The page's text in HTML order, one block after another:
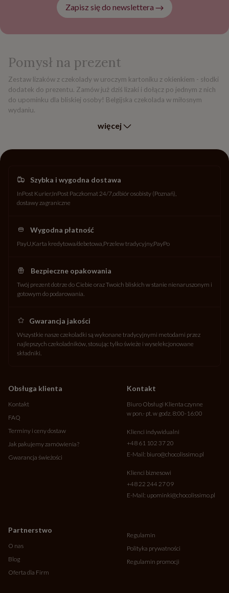
Zapisz się do newslettera
Pomysł na prezent
Zestaw lizaków z czekolady w uroczym kartoniku z okienkiem - słodki
dodatek do prezentu. Zamów już dziś lizaki i dołącz po jednym z nich
do upominku dla bliskiej osoby! Belgijska czekolada w miłosnym
wydaniu.
więcej
Szybka i wygodna dostawa
InPost Kurier InPost Paczkomat 24/7odbiór osobisty (Poznań)
dostawy zagraniczne
Wygodna płatność
PayU Karta kredytowa/debetowa Przelew tradycyjny PayPo
Bezpieczne opakowania
Twój prezent dotrze do Ciebie oraz Twoich bliskich w stanie nienaruszonym i
gotowym do podarowania.
Gwarancja jakości
Wszystkie nasze czekoladki są wykonane tradycyjnymi metodami przez
najlepszych czekoladników, stosując tylko świeże i wyselekcjonowane
składniki.
Obsługa klienta
Kontakt
FAQ
Terminy i ceny dostaw
Jak pakujemy zamówienia?
Gwarancja świeżości
Partnerstwo
O nas
Blog
Oferta dla Firm
Kontakt
Biuro Obsługi Klienta czynne
w pon.- pt. w godz. 8:00-16:00
Klienci indywidualni
+48 61 102 37 20
E-Mail: biuro@chocolissimo.pl
Klienci biznesowi
+48 22 244 27 09
E-Mail: upominki@chocolissimo.pl
Regulamin
Polityka prywatności
Regulamin promocji